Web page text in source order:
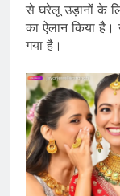
से घरेलू उड़ानों के
का ऐलान किया
गया है।